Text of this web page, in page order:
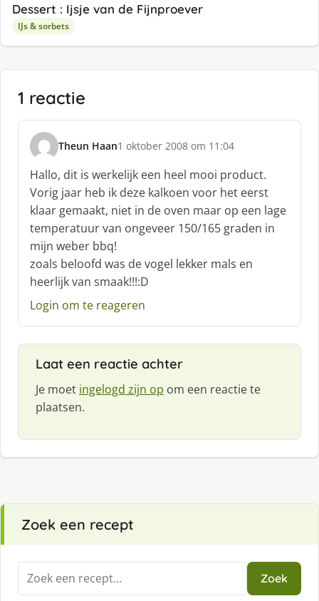
Dessert : Ijsje van de Fijnproever
IJs & sorbets
1 reactie
Theun Haan
s
c
h
r
e
e
f
1 oktober 2008 om 11:04
Hallo, dit is werkelijk een heel mooi product.
Vorig jaar heb ik deze kalkoen voor het eerst
klaar gemaakt, niet in de oven maar op een lage
temperatuur van ongeveer 150/165 graden in
mijn weber bbq!
zoals beloofd was de vogel lekker mals en
heerlijk van smaak!!!:D
Login om te reageren
Laat een reactie achter
Je moet ingelogd zijn op om een reactie te
plaatsen.
Zoek een recept
Zoeken
naar:
Zoek